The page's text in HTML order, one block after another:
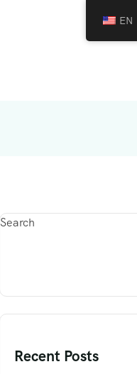
Search
Recent Posts
EN